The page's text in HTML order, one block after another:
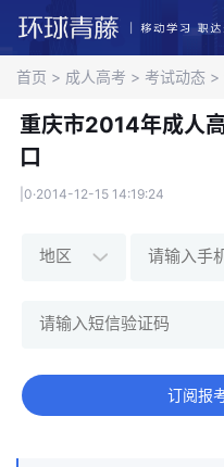
首页 > 成人高考 > 考试动态 >
重庆市2014年成人
口
|0·2014-12-15 14:19:24
订阅报